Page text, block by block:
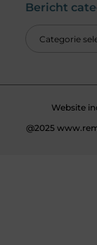
Bericht
Website
@2025